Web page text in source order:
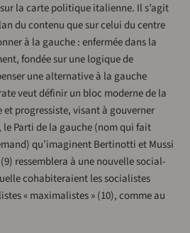
la carte politique italienne. Il s’agit
du contenu que sur celui du centre
à la gauche : enfermée dans la
fondée sur une logique de
une alternative à la gauche
veut définir un bloc moderne de la
progressiste, visant à gouverner
le Parti de la gauche (nom qui fait
qu’imaginent Bertinotti et Mussi
ressemblera à une nouvelle social-
cohabiteraient les socialistes
« maximalistes » (10), comme au